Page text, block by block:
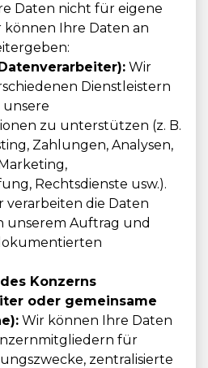
Daten nicht für eigene
Ihre Daten an
Wir
Dienstleistern
unsere
zu unterstützen (z. B.
Zahlungen, Analysen,
Rechtsdienste usw.).
verarbeiten die Daten
unserem Auftrag und
Konzerns
oder gemeinsame
Wir können Ihre Daten
für
zentralisierte